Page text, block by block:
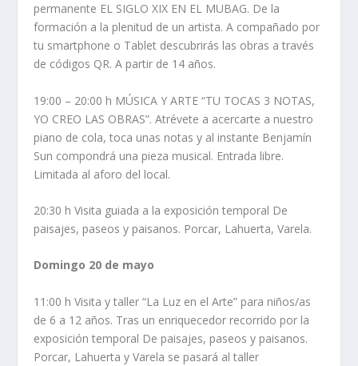
permanente EL SIGLO XIX EN EL MUBAG. De la
formación a la plenitud de un artista. A compañado por
tu smartphone o Tablet descubrirás las obras a través
de códigos QR. A partir de 14 años.
19:00 – 20:00 h MÚSICA Y ARTE “TU TOCAS 3 NOTAS,
YO CREO LAS OBRAS”. Atrévete a acercarte a nuestro
piano de cola, toca unas notas y al instante Benjamín
Sun compondrá una pieza musical. Entrada libre.
Limitada al aforo del local.
20:30 h Visita guiada a la exposición temporal De
paisajes, paseos y paisanos. Porcar, Lahuerta, Varela.
Domingo 20 de mayo
11:00 h Visita y taller “La Luz en el Arte” para niños/as
de 6 a 12 años. Tras un enriquecedor recorrido por la
exposición temporal De paisajes, paseos y paisanos.
Porcar, Lahuerta y Varela se pasará al taller